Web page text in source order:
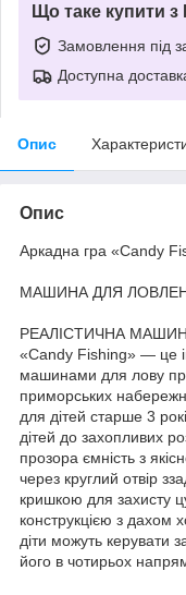
Що таке купити
Замовлення під
Доступна
Опис
Опис
Аркадна гра «Candy
МАШИНА ДЛЯ
РЕАЛІСТИЧНА
«Candy Fishing» — це
машинами для лову
приморських
для дітей старше 3
дітей до захопливих
прозора ємність з
через круглий отвір
кришкою для захисту
конструкцією з дахом
діти можуть керувати
його в чотирьох